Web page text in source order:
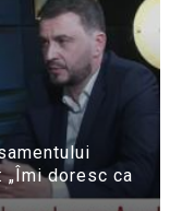
„Îmi doresc ca